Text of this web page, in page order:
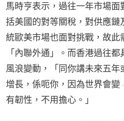
馬時亨表示，過往一年市場
括美國的對等關稅，對供應鏈
統歐美市場也面對挑戰，故此
「內聯外通」。而香港過往
風浪變動，「同你講未來五年
增長，係呃你，因為世界會變
有韌性，不用擔心。」